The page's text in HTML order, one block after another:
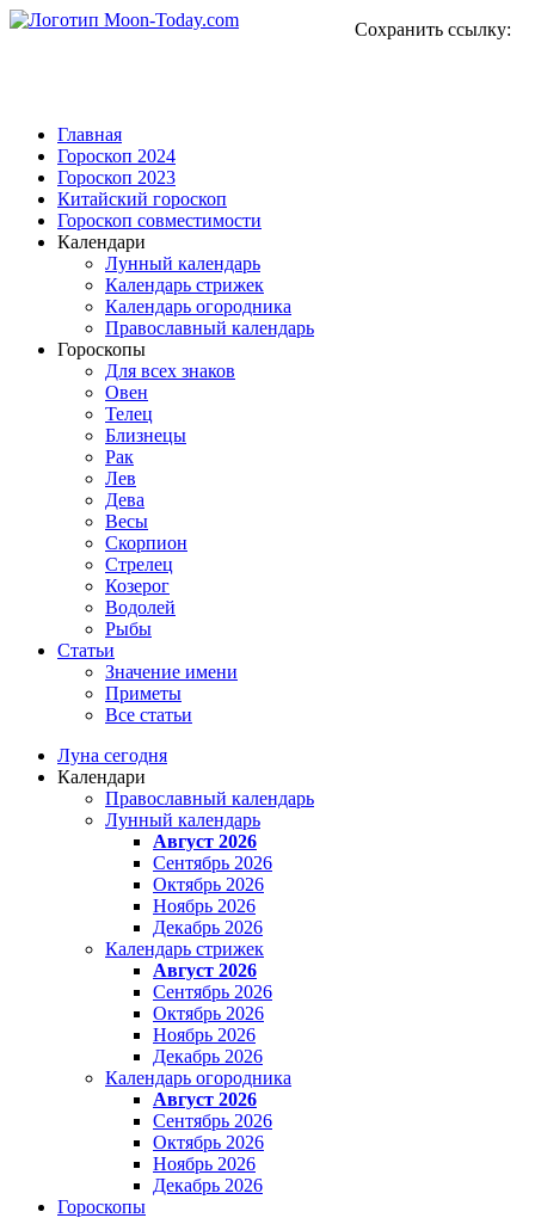
Сохранить ссылку:
Главная
Гороскоп 2024
Гороскоп 2023
Китайский гороскоп
Гороскоп совместимости
Календари
Лунный календарь
Календарь стрижек
Календарь огородника
Православный календарь
Гороскопы
Для всех знаков
Овен
Телец
Близнецы
Рак
Лев
Дева
Весы
Скорпион
Стрелец
Козерог
Водолей
Рыбы
Статьи
Значение имени
Приметы
Все статьи
Луна сегодня
Календари
Православный календарь
Лунный календарь
Август 2026
Сентябрь 2026
Октябрь 2026
Ноябрь 2026
Декабрь 2026
Календарь стрижек
Август 2026
Сентябрь 2026
Октябрь 2026
Ноябрь 2026
Декабрь 2026
Календарь огородника
Август 2026
Сентябрь 2026
Октябрь 2026
Ноябрь 2026
Декабрь 2026
Гороскопы